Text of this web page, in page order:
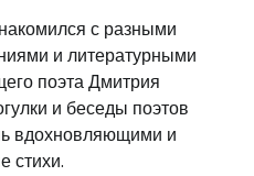
с разными
и литературными
поэта Дмитрия
и беседы поэтов
вдохновляющими и
стихи.